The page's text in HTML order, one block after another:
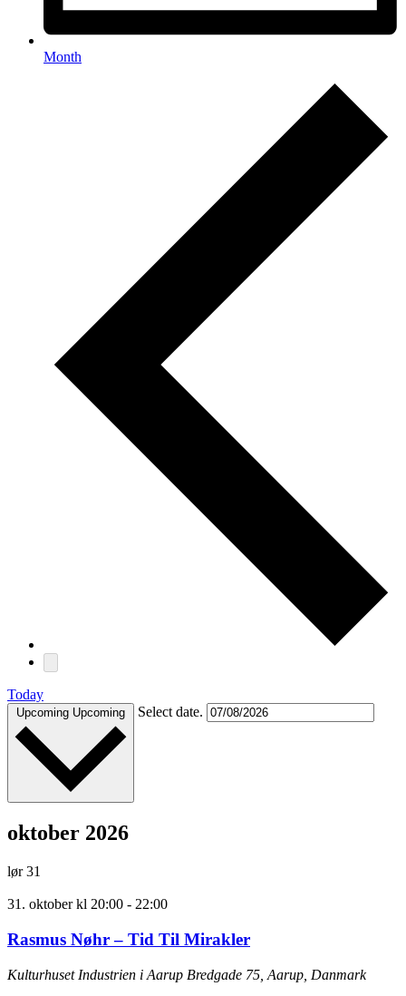
Month
Today
Upcoming Upcoming Select date.
oktober 2026
lør31
31. oktober kl 20:00 - 22:00
Rasmus Nøhr – Tid Til Mirakler
Kulturhuset Industrien i Aarup Bredgade 75, Aarup, Danmark